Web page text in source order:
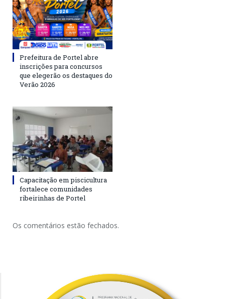
Prefeitura de Portel abre
inscrições para concursos
que elegerão os destaques do
Verão 2026
Capacitação em piscicultura
fortalece comunidades
ribeirinhas de Portel
Os comentários estão fechados.